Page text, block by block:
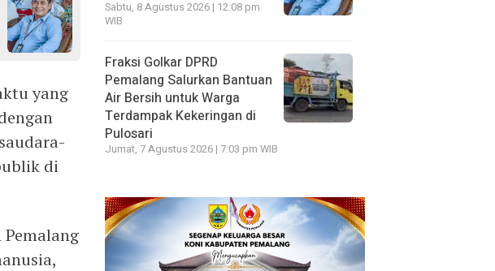
yang
di
Sabtu, 8 Agustus 2026 | 12:08 pm
WIB
Fraksi Golkar DPRD
Pemalang Salurkan Bantuan
Air Bersih untuk Warga
Terdampak Kekeringan di
Pulosari
Jumat, 7 Agustus 2026 | 7:03 pm WIB